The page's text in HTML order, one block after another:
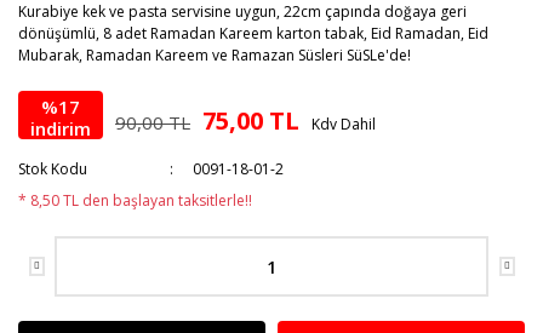
Kurabiye kek ve pasta servisine uygun, 22cm çapında doğaya geri
dönüşümlü, 8 adet Ramadan Kareem karton tabak, Eid Ramadan, Eid
Mubarak, Ramadan Kareem ve Ramazan Süsleri SüSLe'de!
%17
indirim
90,00 TL 75,00 TL Kdv Dahil
Stok Kodu
0091-18-01-2
* 8,50 TL den başlayan taksitlerle!!